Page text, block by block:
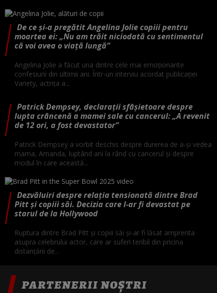
De ce și-a pregătit Angelina Jolie copiii pentru
moartea ei: „Nu am trăit niciodată cu sentimentul
că voi avea o viață lungă”
Angelina Jolie a făcut una dintre cele mai emoționante
confesiuni din ultimii ani. Într-un interviu acordat publicației
Variety, actrița a...
Patrick Dempsey, declarații sfâșietoare despre
lupta crâncenă a mamei sale cu cancerul: „A revenit
de 12 ori, a fost devastator”
Patrick Dempsey a vorbit deschis despre durerea de a-și vedea
mama, Amanda, luptând ani la rând cu cancerul și despre
modul în care această...
Dezvăluiri despre relația tensionată dintre Brad
Pitt și copiii săi. Decizia care l-ar fi devastat pe
starul de la Hollywood
Ruptura dintre Brad Pitt și copiii săi și-ar fi lăsat amprenta
asupra celebrului actor, care ar suferi teribil din pricina
distanțării de...
PARTENERII NOȘTRI